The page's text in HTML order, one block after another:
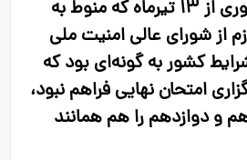
آزمون به‌صورت حضوری از ۱۳ تیرماه که منوط به
از شورای عالی امنیت ملی
کشور به گونه‌ای بود که
امتحان نهایی فراهم نبود،
و دوازدهم را هم همانند